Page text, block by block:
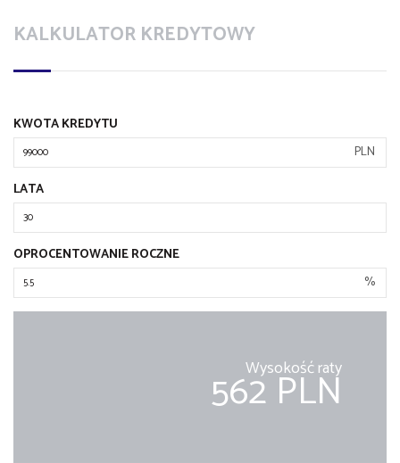
KALKULATOR KREDYTOWY
KWOTA KREDYTU
PLN
LATA
OPROCENTOWANIE ROCZNE
%
Wysokość raty
562 PLN